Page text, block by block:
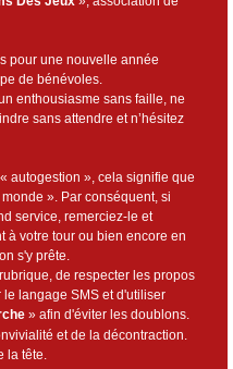
pour une nouvelle année
de bénévoles.
enthousiasme sans faille, ne
sans attendre et n’hésitez
autogestion », cela signifie que
». Par conséquent, si
service, remerciez-le et
à votre tour ou bien encore en
s'y prête.
de respecter les propos
langage SMS et d'utiliser
» afin d'éviter les doublons.
et de la décontraction.
la tête.